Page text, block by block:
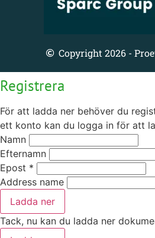
Copyright 2026 -
Registrera
För att ladda ner behöver du
ett konto kan du logga in för att
Namn
Efternamn
Epost *
Address name
Ladda ner
Tack, nu kan du ladda ner